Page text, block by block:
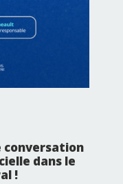
conversation
dans le
!